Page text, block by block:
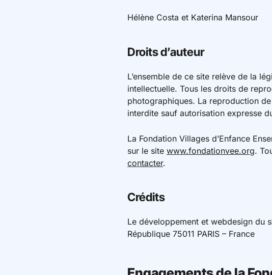
Hélène Costa et Katerina Mansour
Droits d’auteur
L’ensemble de ce site relève de la
intellectuelle. Tous les droits de
photographiques. La reproduction
interdite sauf autorisation expresse
La Fondation Villages d’Enfance
sur le site www.fondationvee.org.
contacter.
Crédits
Le développement et webdesign du
République 75011 PARIS – France